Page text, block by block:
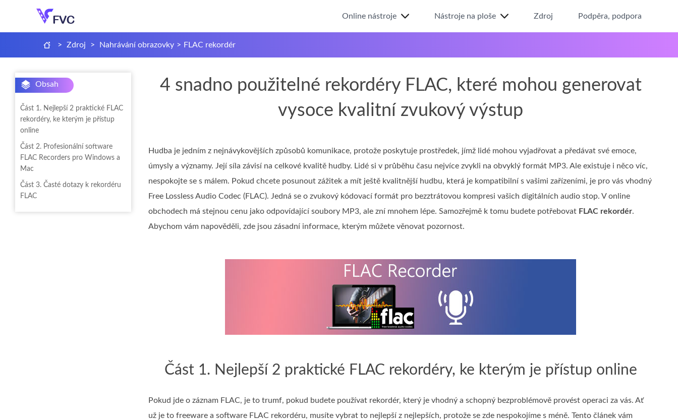
Online nástroje Nástroje na ploše Zdroj Podpěra, podpora
> Zdroj > Nahrávání obrazovky > FLAC rekordér
Obsah
Část 1. Nejlepší 2 praktické FLAC
rekordéry, ke kterým je přístup
online
Část 2. Profesionální software
FLAC Recorders pro Windows a
Mac
Část 3. Časté dotazy k rekordéru
FLAC
4 snadno použitelné rekordéry FLAC, které mohou generovat
vysoce kvalitní zvukový výstup
Hudba je jedním z nejnávykovějších způsobů komunikace, protože poskytuje prostředek, jímž lidé mohou vyjadřovat a předávat své emoce,
úmysly a významy. Její síla závisí na celkové kvalitě hudby. Lidé si v průběhu času nejvíce zvykli na obvyklý formát MP3. Ale existuje i něco víc,
nespokojte se s málem. Pokud chcete posunout zážitek a mít ještě kvalitnější hudbu, která je kompatibilní s vašimi zařízeními, je pro vás vhodný
Free Lossless Audio Codec (FLAC). Jedná se o zvukový kódovací formát pro bezztrátovou kompresi vašich digitálních audio stop. V online
obchodech má stejnou cenu jako odpovídající soubory MP3, ale zní mnohem lépe. Samozřejmě k tomu budete potřebovat FLAC rekordér.
Abychom vám napověděli, zde jsou zásadní informace, kterým můžete věnovat pozornost.
Část 1. Nejlepší 2 praktické FLAC rekordéry, ke kterým je přístup online
Pokud jde o záznam FLAC, je to trumf, pokud budete používat rekordér, který je vhodný a schopný bezproblémově provést operaci za vás. Ať
už je to freeware a software FLAC rekordéru, musíte vybrat to nejlepší z nejlepších, protože se zde nespokojíme s méně. Tento článek vám